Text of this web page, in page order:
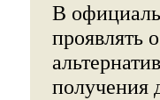
В
проявлять
получения